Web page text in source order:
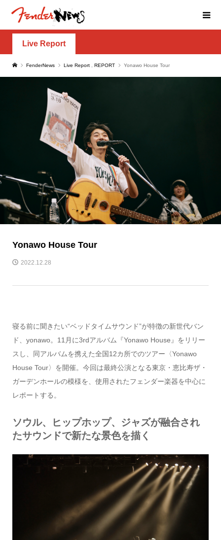
Live Report
FenderNews Live Report REPORT Yonawo House Tour
Yonawo House Tour
2022.12.28
寝る前に聞きたい“ベッドタイムサウンド”が特徴の新世代バン
ド、yonawo。11月に3rdアルバム『Yonawo House』をリリー
スし、同アルバムを携えた全国12カ所でのツアー〈Yonawo
House Tour〉を開催。今回は最終公演となる東京・恵比寿ザ・
ガーデンホールの模様を、使用されたフェンダー楽器を中心に
レポートする。
ソウル、ヒップホップ、ジャズが融合され
たサウンドで新たな景色を描く